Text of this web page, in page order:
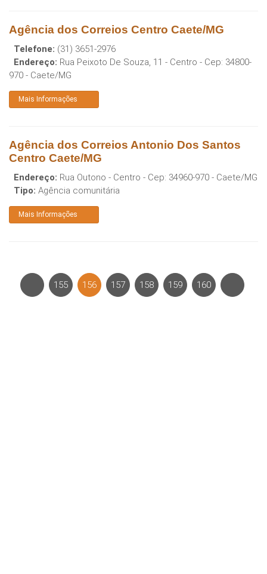
Agência dos Correios Centro Caete/MG
Telefone: (31) 3651-2976
Endereço: Rua Peixoto De Souza, 11 - Centro - Cep: 34800-
970 - Caete/MG
Mais Informações
Agência dos Correios Antonio Dos Santos
Centro Caete/MG
Endereço: Rua Outono - Centro - Cep: 34960-970 - Caete/MG
Tipo: Agência comunitária
Mais Informações
155 156 157 158 159 160